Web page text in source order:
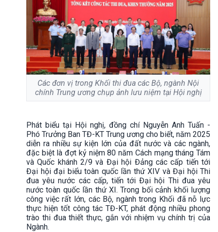
Các đơn vị trong Khối thi đua các Bộ, ngành Nội
chính Trung ương chụp ảnh lưu niệm tại Hội nghị
Phát biểu tại Hội nghị, đồng chí Nguyễn Anh Tuấn -
Phó Trưởng Ban TĐ-KT Trung ương cho biết, năm 2025
diễn ra nhiều sự kiện lớn của đất nước và các ngành,
đặc biệt là đợt kỷ niệm 80 năm Cách mạng tháng Tám
và Quốc khánh 2/9 và Đại hội Đảng các cấp tiến tới
Đại hội đại biểu toàn quốc lần thứ XIV và Đại hội Thi
đua yêu nước các cấp, tiến tới Đại hội Thi đua yêu
nước toàn quốc lần thứ XI. Trong bối cảnh khối lượng
công việc rất lớn, các Bộ, ngành trong Khối đã nỗ lực
thực hiện tốt công tác TĐ-KT, phát động nhiều phong
trào thi đua thiết thực, gắn với nhiệm vụ chính trị của
Ngành.